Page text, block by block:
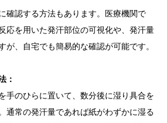
確認する方法もあります。医療機関で
応を用いた発汗部位の可視化や、発汗量
が、自宅でも簡易的な確認が可能です。
：
手のひらに置いて、数分後に湿り具合を
通常の発汗量であれば紙がわずかに湿る